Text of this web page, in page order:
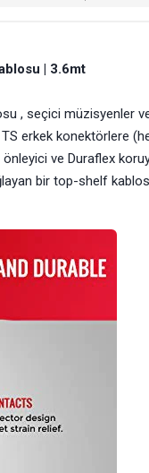
| 3.6mt
, seçici müzisyenler
erkek konektörlere
ve Duraflex
bir top-shelf